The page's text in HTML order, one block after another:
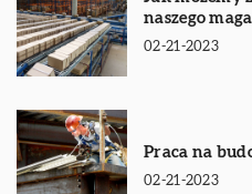
naszego
02-21-2023
Praca na
02-21-2023